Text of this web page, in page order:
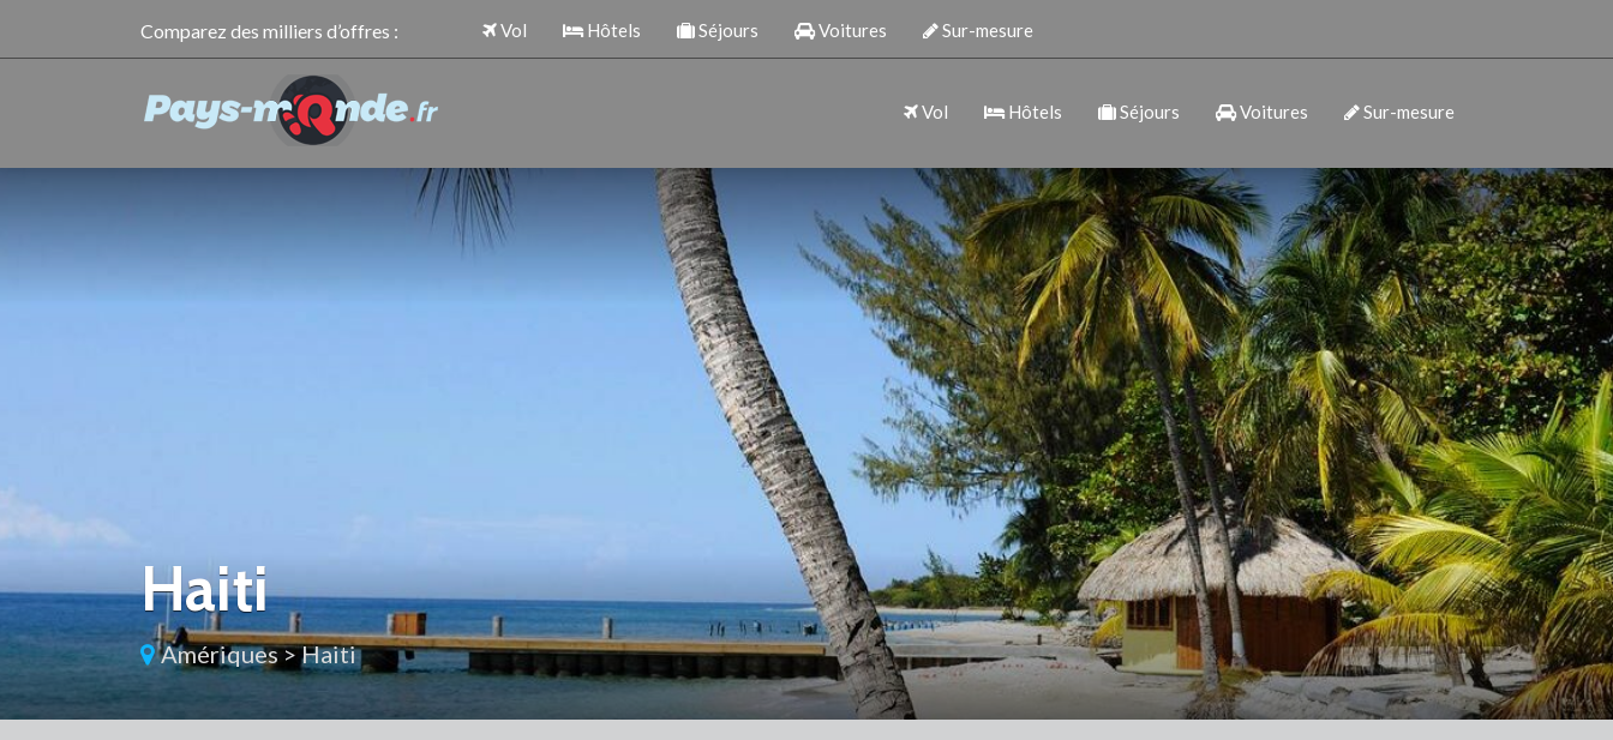
Comparez des milliers d’offres : Vol Hôtels Séjours Voitures Sur-mesure
Vol Hôtels Séjours Voitures Sur-mesure
Haiti
Amériques>Haiti